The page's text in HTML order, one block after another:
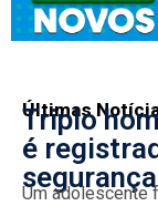
Últimas
Triplo
é
segurança
Um adolescente